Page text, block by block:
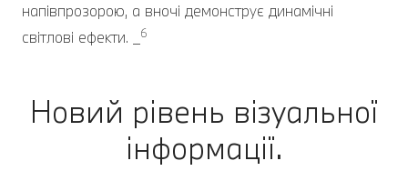
напівпрозорою, а вночі демонструє динамічні
світлові ефекти. _
6
Новий рівень візуальної
інформації.